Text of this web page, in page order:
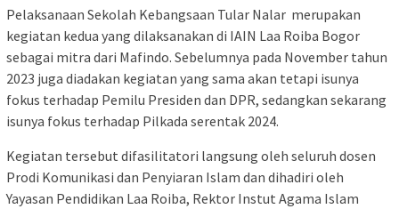
Pelaksanaan Sekolah Kebangsaan Tular Nalar merupakan
kegiatan kedua yang dilaksanakan di IAIN Laa Roiba Bogor
sebagai mitra dari Mafindo. Sebelumnya pada November tahun
2023 juga diadakan kegiatan yang sama akan tetapi isunya
fokus terhadap Pemilu Presiden dan DPR, sedangkan sekarang
isunya fokus terhadap Pilkada serentak 2024.
Kegiatan tersebut difasilitatori langsung oleh seluruh dosen
Prodi Komunikasi dan Penyiaran Islam dan dihadiri oleh
Yayasan Pendidikan Laa Roiba, Rektor Instut Agama Islam